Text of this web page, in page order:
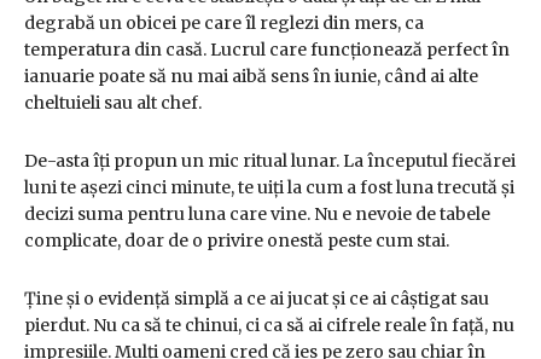
degrabă un obicei pe care îl reglezi din mers, ca
temperatura din casă. Lucrul care funcționează perfect în
ianuarie poate să nu mai aibă sens în iunie, când ai alte
cheltuieli sau alt chef.
De-asta îți propun un mic ritual lunar. La începutul fiecărei
luni te așezi cinci minute, te uiți la cum a fost luna trecută și
decizi suma pentru luna care vine. Nu e nevoie de tabele
complicate, doar de o privire onestă peste cum stai.
Ține și o evidență simplă a ce ai jucat și ce ai câștigat sau
pierdut. Nu ca să te chinui, ci ca să ai cifrele reale în față, nu
impresiile. Mulți oameni cred că ies pe zero sau chiar în